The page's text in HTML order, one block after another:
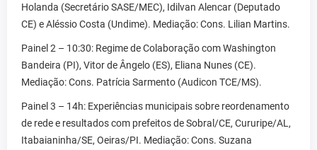
Holanda (Secretário SASE/MEC), Idilvan Alencar (Deputado
CE) e Aléssio Costa (Undime). Mediação: Cons. Lilian Martins.
Painel 2 – 10:30: Regime de Colaboração com Washington
Bandeira (PI), Vitor de Ângelo (ES), Eliana Nunes (CE).
Mediação: Cons. Patrícia Sarmento (Audicon TCE/MS).
Painel 3 – 14h: Experiências municipais sobre reordenamento
de rede e resultados com prefeitos de Sobral/CE, Cururipe/AL,
Itabaianinha/SE, Oeiras/PI. Mediação: Cons. Suzana